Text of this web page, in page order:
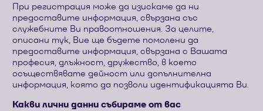
При регистрация може да изискаме да ни
предоставите информация, свързана със
служебните Ви правоотношения. За целите,
описани тук, Вие ще бъдете помолени да
предоставите информация, свързана с Вашата
професия, длъжност, дружество, в което
осъществявате дейност или допълнителна
информация, която да позволи идентификацията Ви.
Какви лични данни събираме от вас